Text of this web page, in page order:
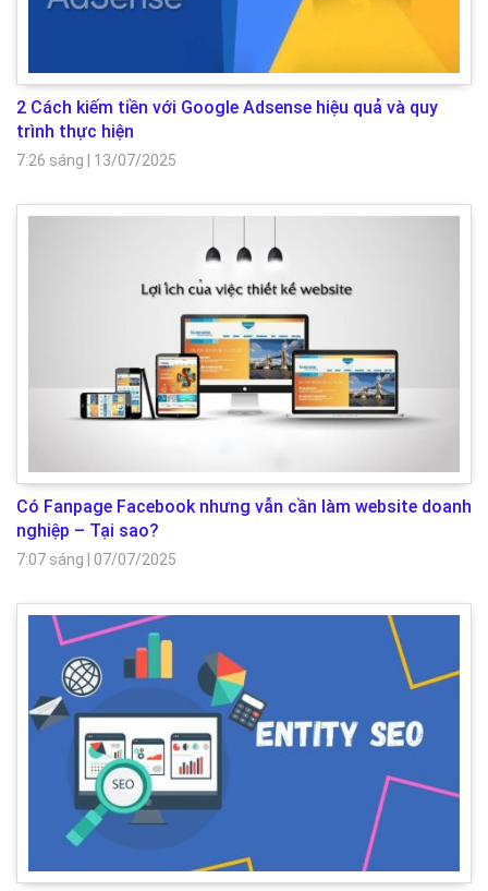
2 Cách kiếm tiền với Google Adsense hiệu quả và quy
trình thực hiện
7:26 sáng 13/07/2025
Có Fanpage Facebook nhưng vẫn cần làm website doanh
nghiệp – Tại sao?
7:07 sáng 07/07/2025